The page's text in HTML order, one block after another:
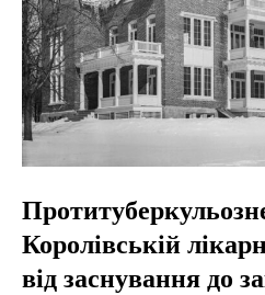
Королівській
від заснування до